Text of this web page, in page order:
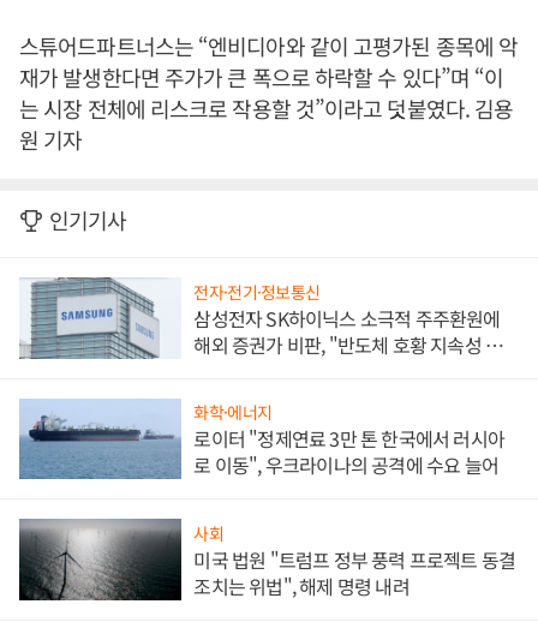
스튜어드파트너스는 “엔비디아와 같이 고평가된 종목에 악
재가 발생한다면 주가가 큰 폭으로 하락할 수 있다”며 “이
는 시장 전체에 리스크로 작용할 것”이라고 덧붙였다. 김용
원 기자
인기기사
전자·전기·정보통신
삼성전자 SK하이닉스 소극적 주주환원에
해외 증권가 비판, "반도체 호황 지속성 의
화학·에너지
로이터 "정제연료 3만 톤 한국에서 러시아
로 이동", 우크라이나의 공격에 수요 늘어
사회
미국 법원 "트럼프 정부 풍력 프로젝트 동결
조치는 위법", 해제 명령 내려